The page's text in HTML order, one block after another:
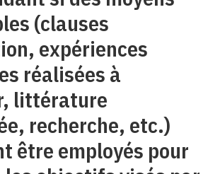
(clauses
expériences
réalisées à
littérature
recherche, etc.)
être employés pour